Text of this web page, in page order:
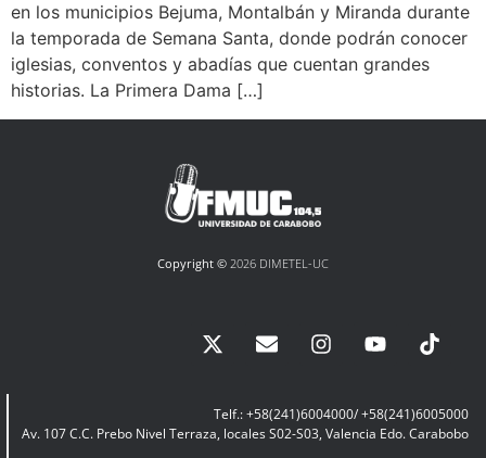
en los municipios Bejuma, Montalbán y Miranda durante
la temporada de Semana Santa, donde podrán conocer
iglesias, conventos y abadías que cuentan grandes
historias. La Primera Dama […]
Copyright © 2026 DIMETEL-UC
Telf.: +58(241)6004000/ +58(241)6005000
Av. 107 C.C. Prebo Nivel Terraza, locales S02-S03, Valencia Edo. Carabobo